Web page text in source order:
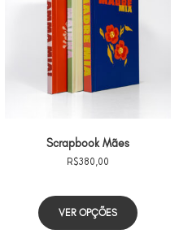
Scrapbook Mães
R$380,00
VER OPÇÕES